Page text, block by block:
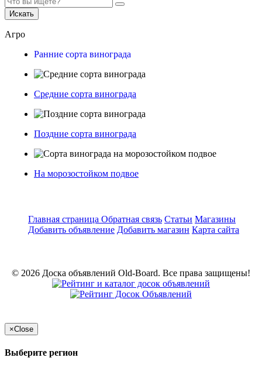
Искать
Агро
Ранние сорта винограда
Средние сорта винограда
Поздние сорта винограда
На морозостойком подвое
Главная страница Обратная связь Статьи Магазины
Добавить объявление Добавить магазин Карта сайта
© 2026 Доска объявлений Old-Board. Все права защищены!
×Close
Выберите регион